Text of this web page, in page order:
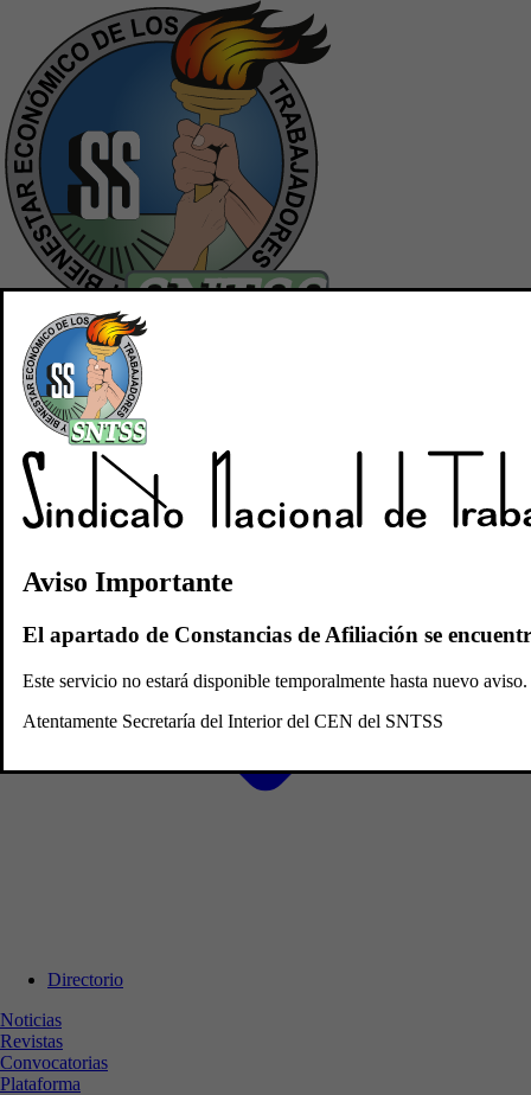
Inicio
Quiénes Somos
Directorio
Noticias
Revistas
Convocatorias
Plataforma
Aviso Importante
El apartado de Constancias de Afiliación se
Este servicio no estará disponible temporalmente hasta nuevo
Atentamente Secretaría del Interior del CEN del SNTSS